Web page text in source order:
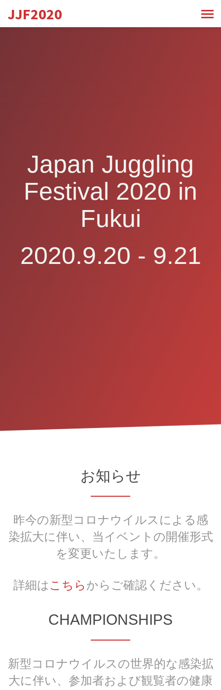
JJF2020
Japan Juggling
Festival 2020 in
Fukui
2020.9.20 - 9.21
お知らせ
昨今の新型コロナウイルスによる感
染拡大に伴い、当イベントの開催形式
を変更いたします。
詳細は こちらからご確認ください。
CHAMPIONSHIPS
新型コロナウイルスの世界的な感染拡
大に伴い、参加者および観覧者の健康